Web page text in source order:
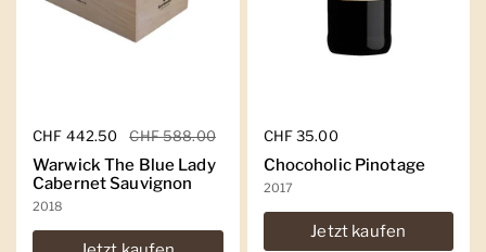
Regulärer Preis
CHF 442.50 Sale-Preis
CHF 588.00
Warwick The Blue Lady
Cabernet Sauvignon
2018
Regulärer Preis
CHF 35.00
Chocoholic Pinotage
2017
Jetzt kaufen